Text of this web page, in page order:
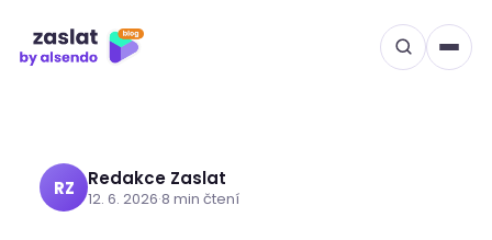
obsahZaslat: Který je ten pravý
pro váš balík?
RZ Redakce Zaslat
12. 6. 2026·8 min čtení